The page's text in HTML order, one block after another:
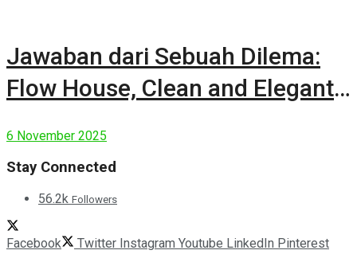
Jawaban dari Sebuah Dilema:
Flow House, Clean and Elegant
6 November 2025
Stay Connected
56.2k Followers
Facebook Twitter Instagram Youtube LinkedIn Pinterest